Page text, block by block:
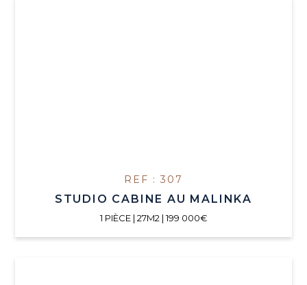
REF : 307
STUDIO CABINE AU MALINKA
1 PIÈCE | 27M2 | 199 000€